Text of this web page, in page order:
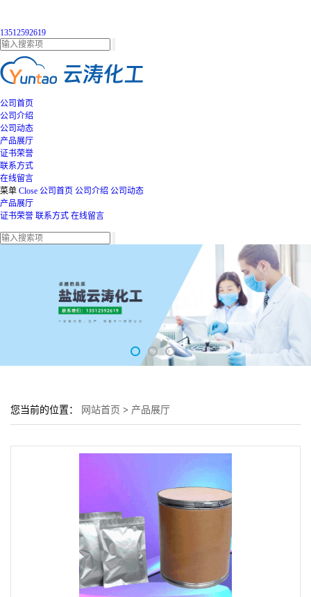
13512592619
公司首页
公司介绍
公司动态
产品展厅
证书荣誉
联系方式
在线留言
菜单 Close 公司首页 公司介绍 公司动态
产品展厅
证书荣誉 联系方式 在线留言
您当前的位置： 网站首页 > 产品展厅